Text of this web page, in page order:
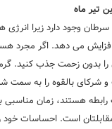
تیر ماه
وجود دارد زیرا انرژی
می دهد. اگر مجرد
را بدون زحمت جذب کنید.
شرکای بالقوه را به سمت
هستند، زمان مناسبی
است. احساسات خود